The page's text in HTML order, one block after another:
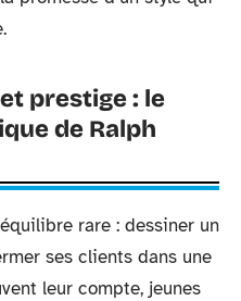
prestige : le
de Ralph
rare : dessiner un
ses clients dans une
leur compte, jeunes